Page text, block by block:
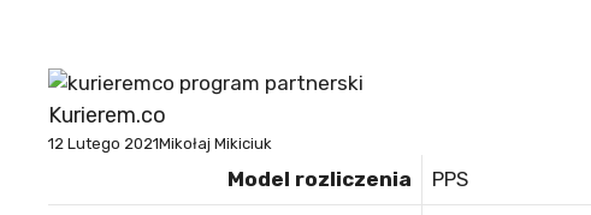
Kurierem.co
12 Lutego 2021Mikołaj Mikiciuk
Model rozliczenia PPS